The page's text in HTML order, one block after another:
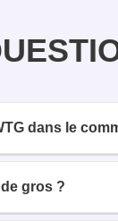
dans le
gros ?